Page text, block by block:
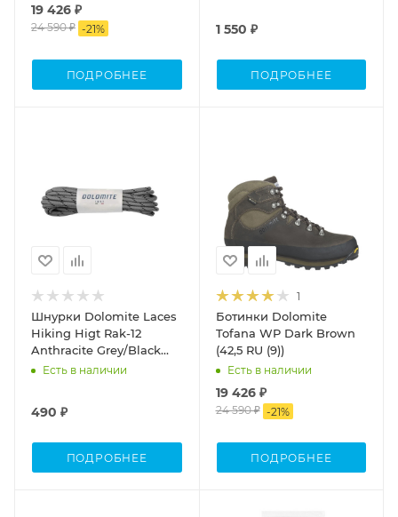
19 426 ₽
24 590 ₽ -21%
ПОДРОБНЕЕ
1 550 ₽
ПОДРОБНЕЕ
Шнурки Dolomite Laces
Hiking Higt Rak-12
Anthracite Grey/Black
(145)Есть в наличии
490 ₽
ПОДРОБНЕЕ
1
Ботинки Dolomite
Tofana WP Dark Brown
(42,5 RU (9))
Есть в наличии
19 426 ₽
24 590 ₽ -21%
ПОДРОБНЕЕ